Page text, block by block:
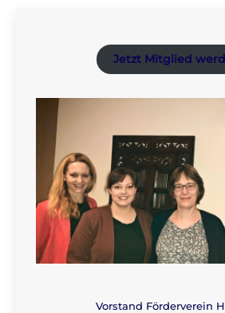
Jetzt Mitglied
Vorstand Förderverein